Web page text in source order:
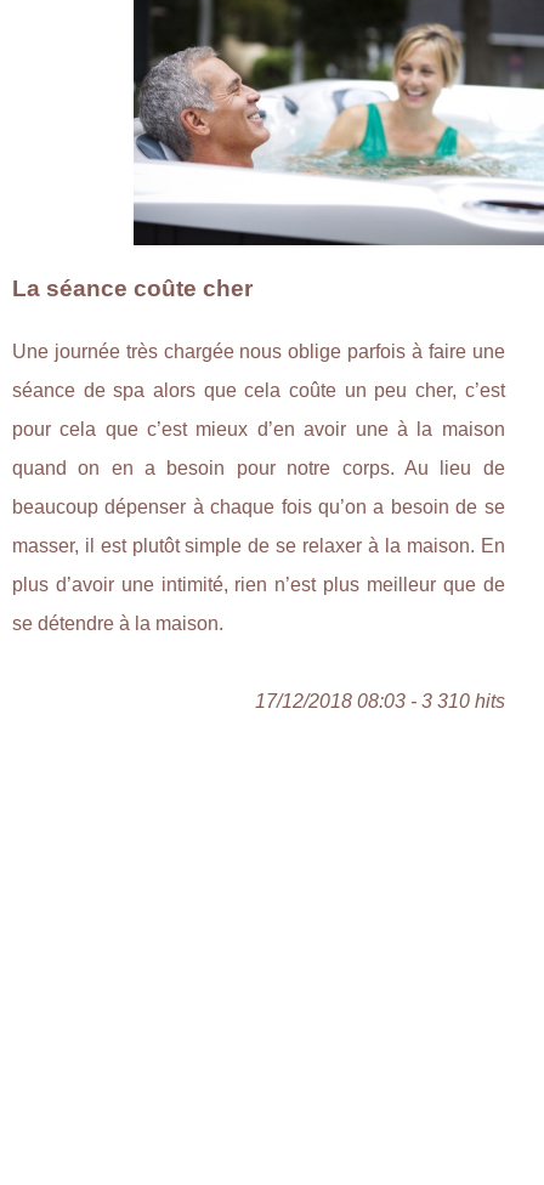
La séance coûte cher
Une journée très chargée nous oblige parfois à faire une
séance de spa alors que cela coûte un peu cher, c’est
pour cela que c’est mieux d’en avoir une à la maison
quand on en a besoin pour notre corps. Au lieu de
beaucoup dépenser à chaque fois qu’on a besoin de se
masser, il est plutôt simple de se relaxer à la maison. En
plus d’avoir une intimité, rien n’est plus meilleur que de
se détendre à la maison.
17/12/2018 08:03 - 3 310 hits